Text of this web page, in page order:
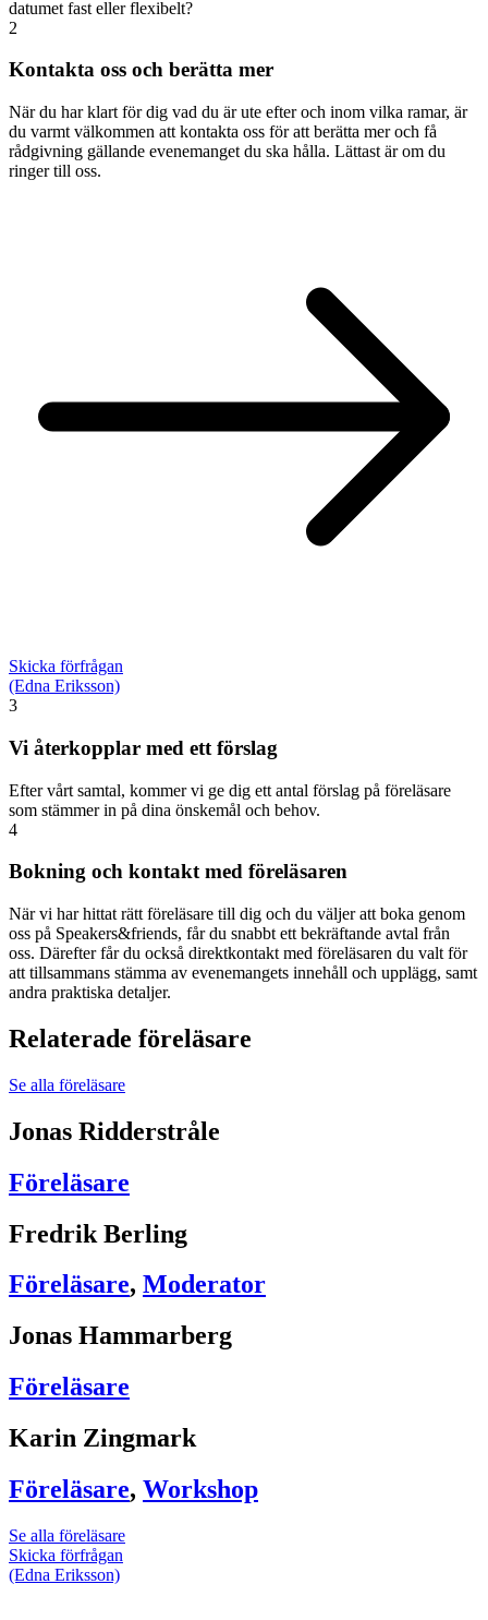
datumet fast eller flexibelt?
2
Kontakta oss och berätta mer
När du har klart för dig vad du är ute efter och inom vilka ramar, är
du varmt välkommen att kontakta oss för att berätta mer och få
rådgivning gällande evenemanget du ska hålla. Lättast är om du
ringer till oss.
Skicka förfrågan
(Edna Eriksson)
3
Vi återkopplar med ett förslag
Efter vårt samtal, kommer vi ge dig ett antal förslag på föreläsare
som stämmer in på dina önskemål och behov.
4
Bokning och kontakt med föreläsaren
När vi har hittat rätt föreläsare till dig och du väljer att boka genom
oss på Speakers&friends, får du snabbt ett bekräftande avtal från
oss. Därefter får du också direktkontakt med föreläsaren du valt för
att tillsammans stämma av evenemangets innehåll och upplägg, samt
andra praktiska detaljer.
Relaterade föreläsare
Se alla föreläsare
Jonas Ridderstråle
Föreläsare
Fredrik Berling
Föreläsare, Moderator
Jonas Hammarberg
Föreläsare
Karin Zingmark
Föreläsare, Workshop
Se alla föreläsare
Skicka förfrågan
(Edna Eriksson)